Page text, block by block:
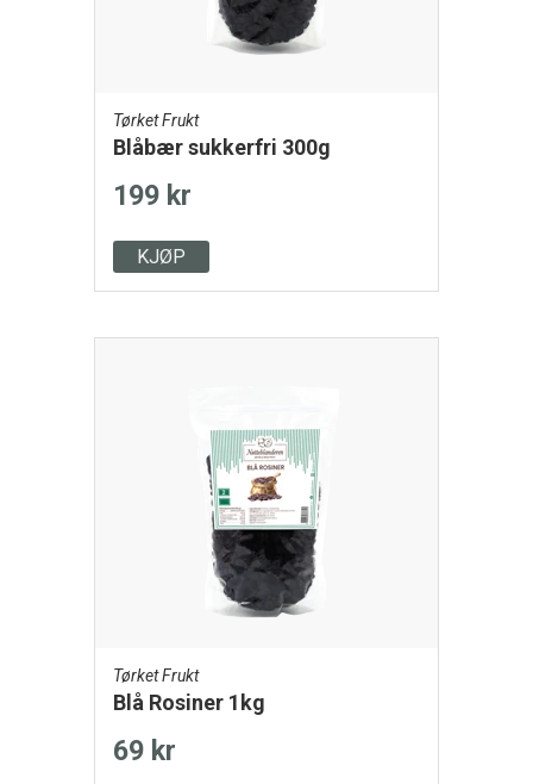
Tørket Frukt
Blåbær sukkerfri 300g
199 kr
KJØP
Tørket Frukt
Blå Rosiner 1kg
69 kr